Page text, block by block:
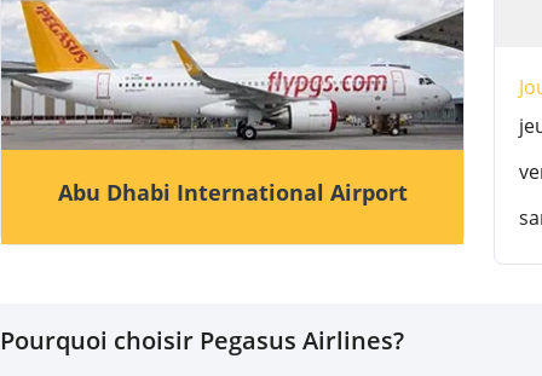
Abu Dhabi International Airport
Pourquoi choisir Pegasus Airlines?